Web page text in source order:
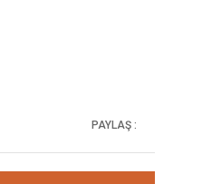
PAYLAŞ :